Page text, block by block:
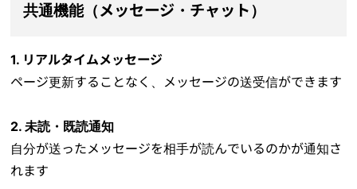
共通機能（メッセージ・チャット）
1. リアルタイムメッセージ
ページ更新することなく、メッセージの送受信ができます
2. 未読・既読通知
自分が送ったメッセージを相手が読んでいるのかが通知さ
れます